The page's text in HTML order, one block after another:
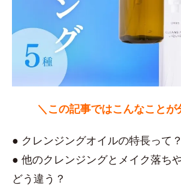
＼この記事ではこんなことが
● クレンジングオイルの特長って？
● 他のクレンジングとメイク落ち
どう違う？